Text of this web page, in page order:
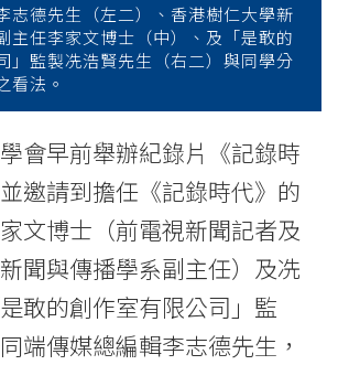
志德先生（左二）、香港樹仁大學新
主任李家文博士（中）、及「是敢的
」監製冼浩賢先生（右二）與同學分
看法。
會早前舉辦紀錄片《記錄時
邀請到擔任《記錄時代》的
文博士（前電視新聞記者及
聞與傳播學系副主任）及冼
敢的創作室有限公司」監
端傳媒總編輯李志德先生，